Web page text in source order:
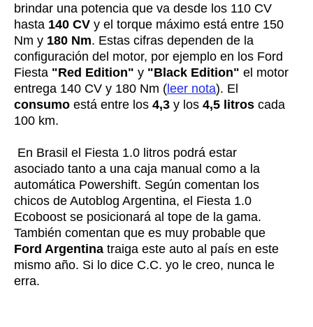
brindar una potencia que va desde los 110 CV
hasta 140 CV y el torque máximo está entre 150
Nm y 180 Nm. Estas cifras dependen de la
configuración del motor, por ejemplo en los Ford
Fiesta "Red Edition" y "Black Edition" el motor
entrega 140 CV y 180 Nm (leer nota). El
consumo está entre los 4,3 y los 4,5 litros cada
100 km.
En Brasil el Fiesta 1.0 litros podrá estar
asociado tanto a una caja manual como a la
automática Powershift. Según comentan los
chicos de Autoblog Argentina, el Fiesta 1.0
Ecoboost se posicionará al tope de la gama.
También comentan que es muy probable que
Ford Argentina traiga este auto al país en este
mismo año. Si lo dice C.C. yo le creo, nunca le
erra.